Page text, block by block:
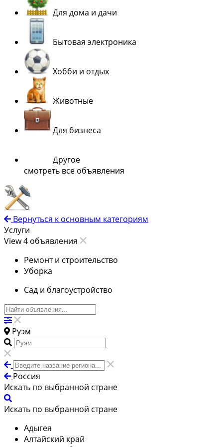
Для дома и дачи
Бытовая электроника
Хобби и отдых
Животные
Для бизнеса
Другое
смотреть все объявления
Вернуться к основным категориям
Услуги
View 4 объявления
Ремонт и строительство
Уборка
Сад и благоустройство
Руэм
Россия
Искать по выбранной стране
Искать по выбранной стране
Адыгея
Алтайский край